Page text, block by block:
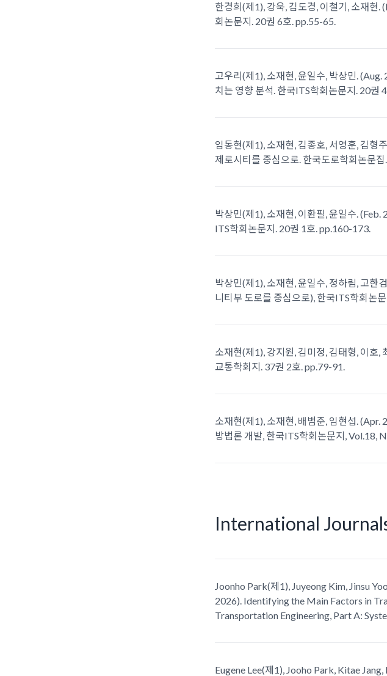
한경희(제1), 강욱, 김도경, 이철기, 소재현
회논문지. 20권 6호. pp.55-65.
고우리(제1), 소재현, 윤일수, 박상민.
치는 영향 분석. 한국ITS학회논문지. 20권
임동현(제1), 소재현, 김종호, 서영훈, 김형
제로시티를 중심으로. 한국도로학회논문
박상민(제1), 소재현, 이환필, 윤일수.
ITS학회논문지. 20권 1호. pp.160-173.
박상민(제1), 소재현, 윤일수, 정하림, 고한
니티부 도로를 중심으로), 한국ITS학회논
소재현(제1), 강지원, 김미정, 김태형, 이호
교통학회지. 37권 2호. pp.79-91.
소재현(제1), 소재현, 배범준, 임현섭.
방법론 개발, 한국ITS학회논문지, Vol.18,
International
Joonho Park(제1), Juyeong Kim, Jinsu
2026). Identifying the Main Factors in
Transportation Engineering, Part A:
Eugene Lee(제1), Jooho Park, Kitae